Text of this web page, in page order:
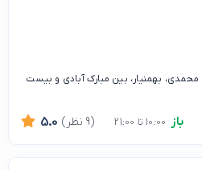
محمدی، بهمنیار، بین مبارک آبادی و بیست
باز 5.0 (9 نظر)